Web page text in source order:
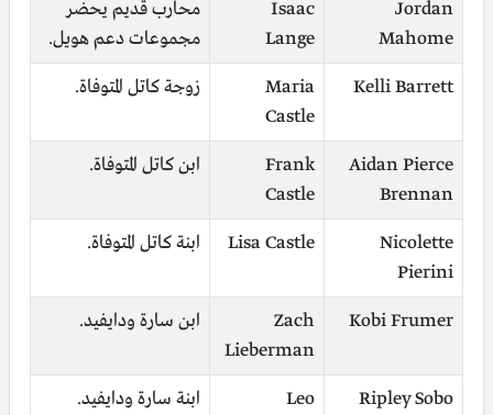
Jordan
Mahome
Isaac
Lange
محارب قديم يحضر
مجموعات دعم هويل.
Kelli Barrett
Maria
Castle
زوجة كاتل المتوفاة.
Aidan Pierce
Brennan
Frank
Castle
ابن كاتل المتوفاة.
Nicolette
Pierini
Lisa Castle ابنة كاتل المتوفاة.
Kobi Frumer
Zach
Lieberman
ابن سارة ودايفيد.
Ripley Sobo
Leo
ابنة سارة ودايفيد.